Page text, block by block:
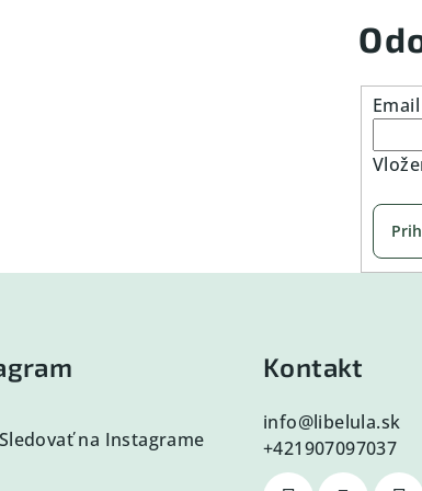
Email
Sledovať na Instagrame
Kontakt
info@libelula.sk
+421907097037